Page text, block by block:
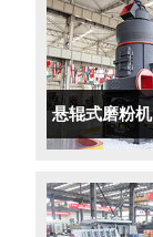
悬辊式磨粉机